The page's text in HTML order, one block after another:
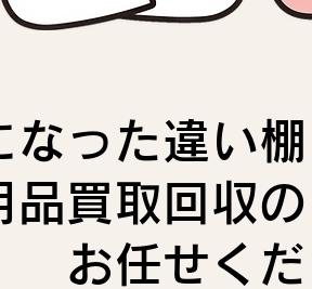
なった違い
品買取回収
お任せくだ